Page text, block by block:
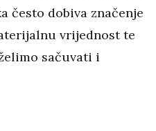
često dobiva značenje
vrijednost te
sačuvati i